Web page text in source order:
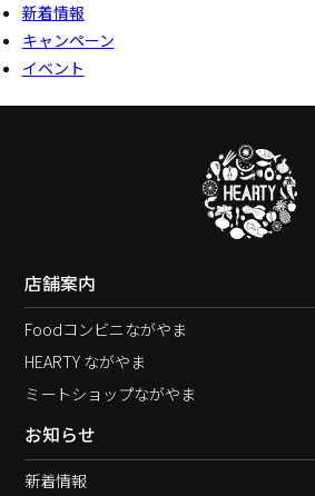
新着情報
キャンペーン
イベント
店舗案内
Foodコンビニながやま
HEARTY ながやま
ミートショップながやま
お知らせ
新着情報